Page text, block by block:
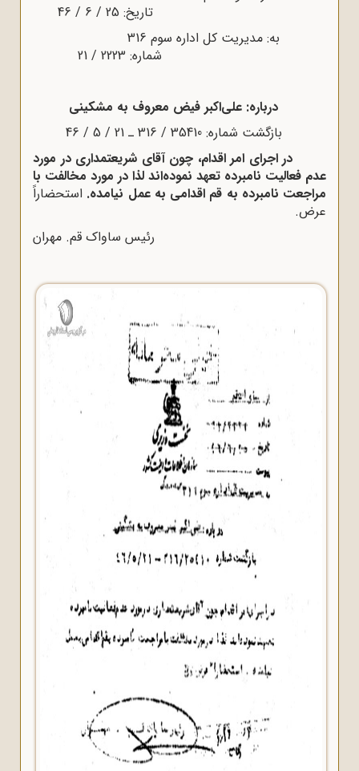
تاریخ: 25 / 6 / 46
شماره: 2223 / 21
درباره: على‌اکبر فیض معروف به مشکینى
بازگشت شماره: 35410 / 316 ـ 21 / 5 / 46
در اجراى امر اقدام، چون آقاى شریعتمدارى در مورد
عدم فعالیت نامبرده ‌تعهد نموده‌اند لذا در مورد مخالفت با
مراجعت نامبرده به قم اقدامى به عمل نیامده. استحضاراً
عرض.
رئیس ساواک قم. مهران